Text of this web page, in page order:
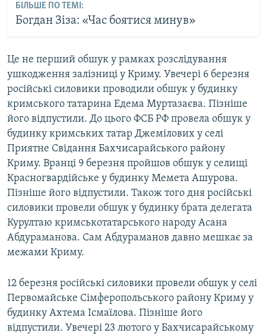
БІЛЬШЕ ПО ТЕМІ:
Богдан Зіза: «Час боятися минув»
Це не перший обшук у рамках розслідування
ушкодження залізниці у Криму. Увечері 6 березня
російські силовики проводили обшук у будинку
кримського татарина Едема Муртазаєва. Пізніше
його відпустили. До цього ФСБ РФ провела обшук у
будинку кримських татар Джемілових у селі
Приятне Свідання Бахчисарайського району
Криму. Вранці 9 березня пройшов обшук у селищі
Красногвардійське у будинку Мемета Ашурова.
Пізніше його відпустили. Також того дня російські
силовики провели обшук у будинку брата делегата
Курултаю кримськотатарського народу Асана
Абдураманова. Сам Абдураманов давно мешкає за
межами Криму.
12 березня російські силовики провели обшук у селі
Первомайське Сімферопольського району Криму у
будинку Ахтема Ісмаїлова. Пізніше його
відпустили. Увечері 23 лютого у Бахчисарайському